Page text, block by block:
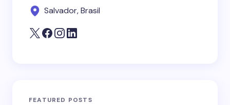
Salvador, Brasil
FEATURED POSTS